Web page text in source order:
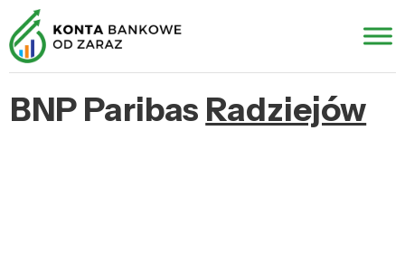
BNP Paribas Radziejów